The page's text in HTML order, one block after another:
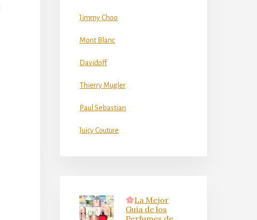
Jimmy Choo
Mont Blanc
Davidoff
Thierry Mugler
Paul Sebastian
Juicy Couture
La Mejor
Guía de los